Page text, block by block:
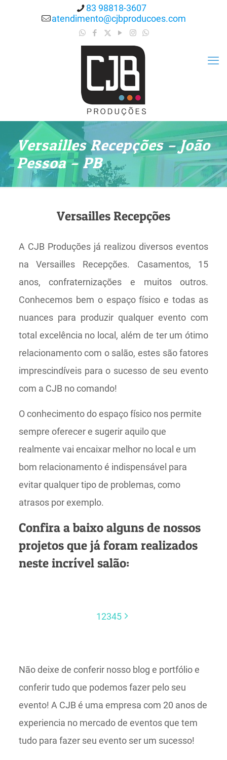
83 98818-3607
atendimento@cjbproducoes.com
Versailles Recepções – João
Pessoa – PB
Versailles Recepções
A CJB Produções já realizou diversos eventos
na Versailles Recepções. Casamentos, 15
anos, confraternizações e muitos outros.
Conhecemos bem o espaço físico e todas as
nuances para produzir qualquer evento com
total excelência no local, além de ter um ótimo
relacionamento com o salão, estes são fatores
imprescindíveis para o sucesso de seu evento
com a CJB no comando!
O conhecimento do espaço físico nos permite
sempre oferecer e sugerir aquilo que
realmente vai encaixar melhor no local e um
bom relacionamento é indispensável para
evitar qualquer tipo de problemas, como
atrasos por exemplo.
Confira a baixo alguns de nossos
projetos que já foram realizados
neste incrível salão:
12345
Não deixe de conferir nosso blog e portfólio e
conferir tudo que podemos fazer pelo seu
evento! A CJB é uma empresa com 20 anos de
experiencia no mercado de eventos que tem
tudo para fazer seu evento ser um sucesso!